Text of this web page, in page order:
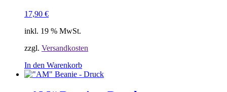
17,90 €
inkl. 19 % MwSt.
zzgl. Versandkosten
In den Warenkorb